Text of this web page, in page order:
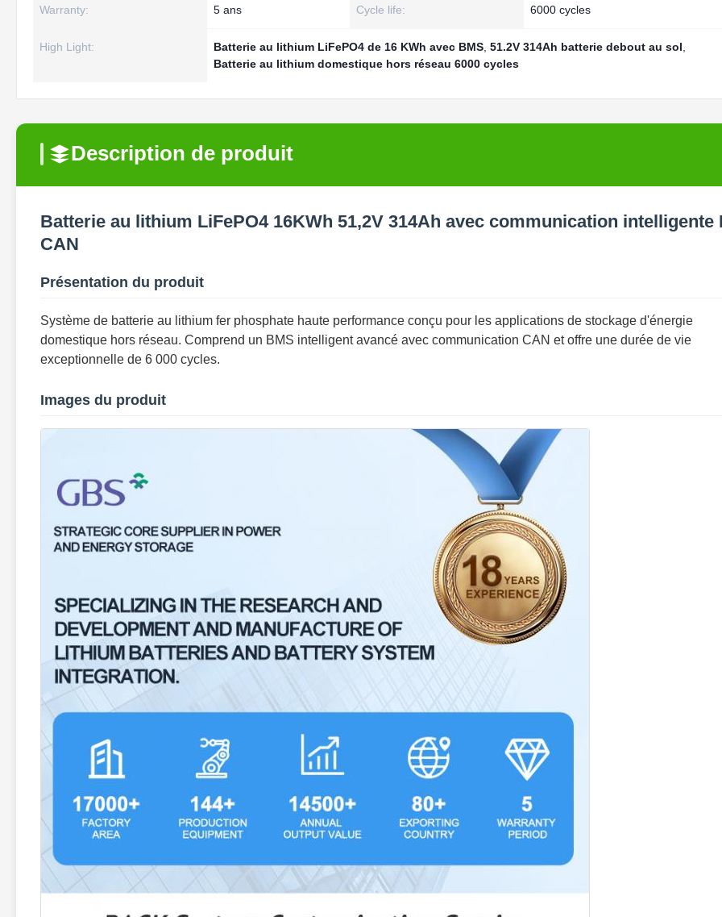
Warranty: 5 ans Cycle life: 6000 cycles
High Light: Batterie au lithium LiFePO4 de 16 KWh avec BMS 51.2V 314Ah batterie debout au sol
Batterie au lithium domestique hors réseau 6000 cycles
Description de produit
Batterie au lithium LiFePO4 16KWh 51,2V 314Ah avec communication intelligente
CAN
Présentation du produit
Système de batterie au lithium fer phosphate haute performance conçu pour les applications de stockage d'énergie
domestique hors réseau. Comprend un BMS intelligent avancé avec communication CAN et offre une durée de vie
exceptionnelle de 6 000 cycles.
Images du produit